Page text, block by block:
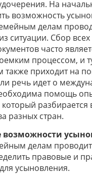
На
возможность
делам
ситуации. Сбор всех
часто
процессом, и
также приходит на
речь идет о
помощь
разбирается
разных стран.
возможности
делам
правовые и
усыновления.